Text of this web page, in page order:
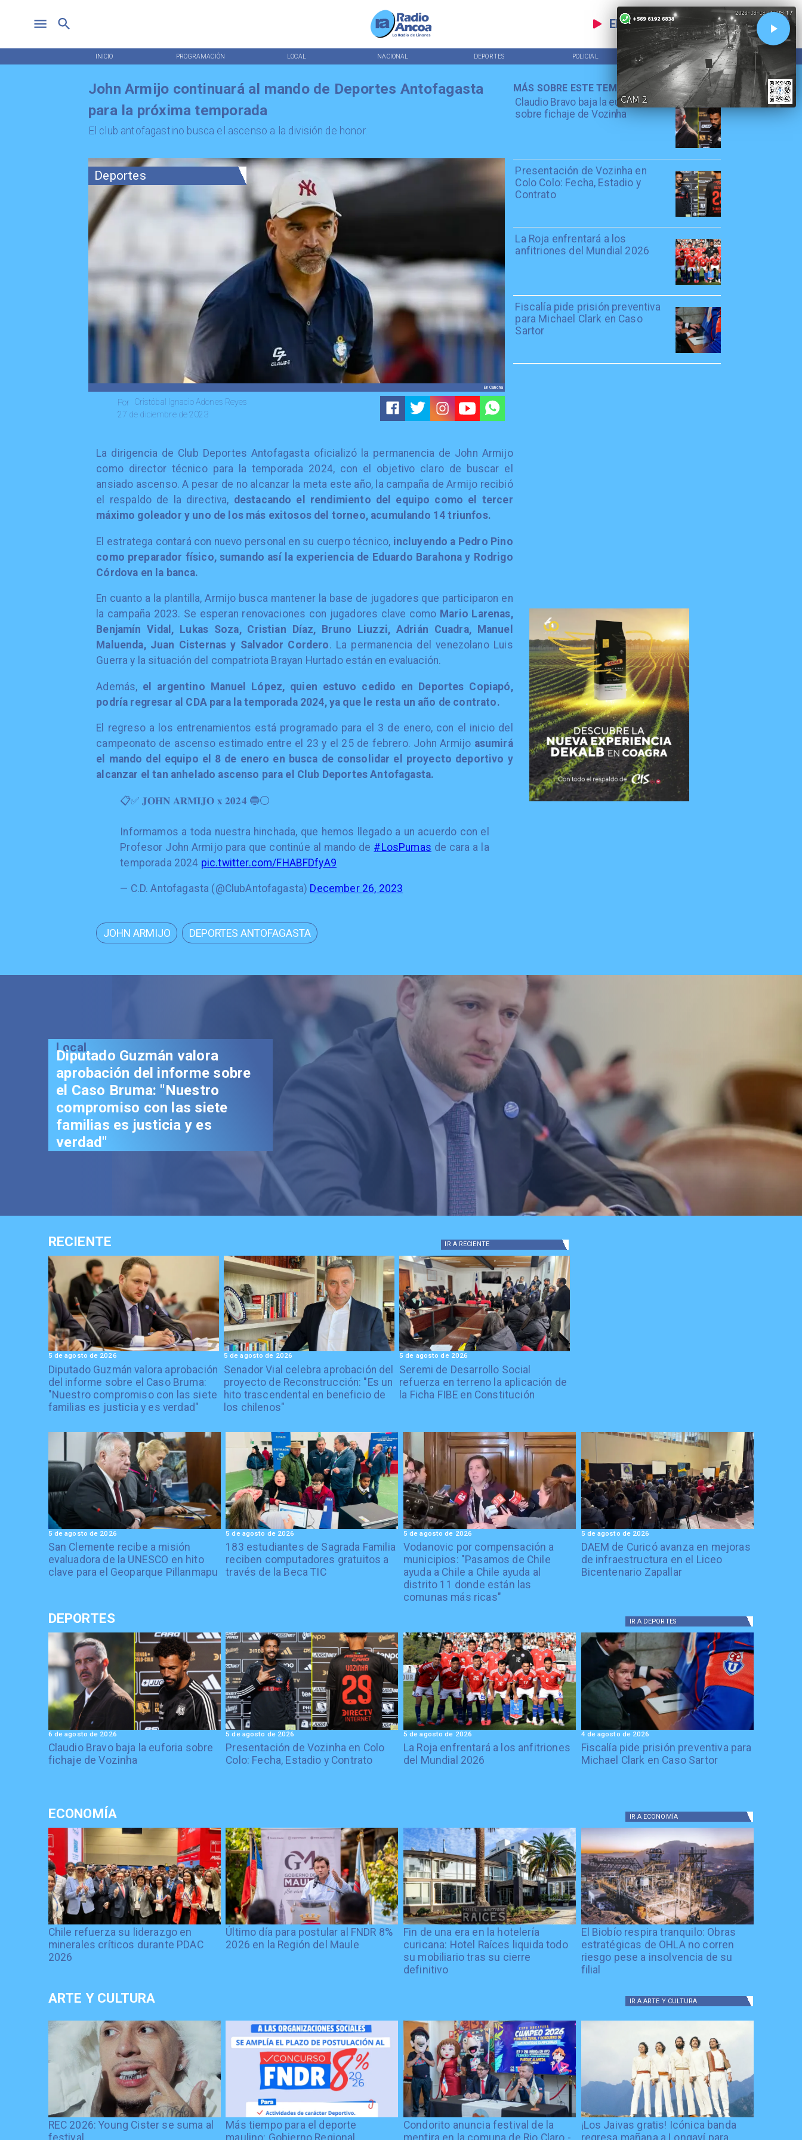
EN VIVO
INICIO PROGRAMACIÓN LOCAL NACIONAL DEPORTES POLICIAL TENDENCIAS
Deportes
Cristóbal Ignacio Adones Reyes
Por
27 de diciembre de 2023
En Cancha
Claudio Bravo baja la euforia
sobre fichaje de Vozinha
Presentación de Vozinha en
Colo Colo: Fecha, Estadio y
Contrato
La Roja enfrentará a los
anfitriones del Mundial 2026
Fiscalía pide prisión preventiva
para Michael Clark en Caso
Sartor
MÁS SOBRE ESTE TEMA
John Armijo continuará al mando de Deportes Antofagasta
para la próxima temporada
El club antofagastino busca el ascenso a la división de honor.
​La dirigencia de Club Deportes Antofagasta oficializó la permanencia de John Armijo
como director técnico para la temporada 2024, con el objetivo claro de buscar el
ansiado ascenso. A pesar de no alcanzar la meta este año, la campaña de Armijo recibió
el respaldo de la directiva, destacando el rendimiento del equipo como el tercer
máximo goleador y uno de los más exitosos del torneo, acumulando 14 triunfos.
El estratega contará con nuevo personal en su cuerpo técnico, incluyendo a Pedro Pino
como preparador físico, sumando así la experiencia de Eduardo Barahona y Rodrigo
Córdova en la banca.
En cuanto a la plantilla, Armijo busca mantener la base de jugadores que participaron en
la campaña 2023. Se esperan renovaciones con jugadores clave como Mario Larenas,
Benjamín Vidal, Lukas Soza, Cristian Díaz, Bruno Liuzzi, Adrián Cuadra, Manuel
Maluenda, Juan Cisternas y Salvador Cordero. La permanencia del venezolano Luis
Guerra y la situación del compatriota Brayan Hurtado están en evaluación.
Además, el argentino Manuel López, quien estuvo cedido en Deportes Copiapó,
podría regresar al CDA para la temporada 2024, ya que le resta un año de contrato.
El regreso a los entrenamientos está programado para el 3 de enero, con el inicio del
campeonato de ascenso estimado entre el 23 y el 25 de febrero. John Armijo asumirá
el mando del equipo el 8 de enero en busca de consolidar el proyecto deportivo y
alcanzar el tan anhelado ascenso para el Club Deportes Antofagasta.
📋✅ 𝐉𝐎𝐇𝐍 𝐀𝐑𝐌𝐈𝐉𝐎 𝐱 𝟐𝟎𝟐𝟒 🔵⚪️
Informamos a toda nuestra hinchada, que hemos llegado a un acuerdo con el
Profesor John Armijo para que continúe al mando de #LosPumas de cara a la
temporada 2024 pic.twitter.com/FHABFDfyA9
— C.D. Antofagasta (@ClubAntofagasta) December 26, 2023
JOHN ARMIJO DEPORTES ANTOFAGASTA
Local
Diputado Guzmán valora
aprobación del informe sobre
el Caso Bruma: "Nuestro
compromiso con las siete
familias es justicia y es
verdad"
RECIENTE IR A RECIENTE
Diputado Guzmán valora aprobación
del informe sobre el Caso Bruma:
"Nuestro compromiso con las siete
familias es justicia y es verdad"
5 de agosto de 2026
Senador Vial celebra aprobación del
proyecto de Reconstrucción: "Es un
hito trascendental en beneficio de
los chilenos"
5 de agosto de 2026
Seremi de Desarrollo Social
refuerza en terreno la aplicación de
la Ficha FIBE en Constitución
5 de agosto de 2026
San Clemente recibe a misión
evaluadora de la UNESCO en hito
clave para el Geoparque Pillanmapu
5 de agosto de 2026
183 estudiantes de Sagrada Familia
reciben computadores gratuitos a
través de la Beca TIC
5 de agosto de 2026
Vodanovic por compensación a
municipios: "Pasamos de Chile
ayuda a Chile a Chile ayuda al
distrito 11 donde están las
comunas más ricas"
5 de agosto de 2026
DAEM de Curicó avanza en mejoras
de infraestructura en el Liceo
Bicentenario Zapallar
5 de agosto de 2026
DEPORTES IR A DEPORTES
Claudio Bravo baja la euforia sobre
fichaje de Vozinha
6 de agosto de 2026
Presentación de Vozinha en Colo
Colo: Fecha, Estadio y Contrato
5 de agosto de 2026
La Roja enfrentará a los anfitriones
del Mundial 2026
5 de agosto de 2026
Fiscalía pide prisión preventiva para
Michael Clark en Caso Sartor
4 de agosto de 2026
ECONOMÍA IR A ECONOMÍA
Chile refuerza su liderazgo en
minerales críticos durante PDAC
2026
Último día para postular al FNDR 8%
2026 en la Región del Maule
Fin de una era en la hotelería
curicana: Hotel Raíces liquida todo
su mobiliario tras su cierre
definitivo
El Biobío respira tranquilo: Obras
estratégicas de OHLA no corren
riesgo pese a insolvencia de su
filial
ARTE Y CULTURA IR A ARTE Y CULTURA
REC 2026: Young Cister se suma al
festival
Más tiempo para el deporte
maulino: Gobierno Regional
Condorito anuncia festival de la
mentira en la comuna de Rio Claro -
¡Los Jaivas gratis! Icónica banda
regresa mañana a Longaví para